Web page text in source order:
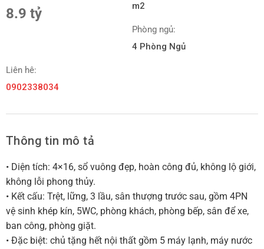
8.9 tỷ
m2
Phòng ngủ:
4 Phòng Ngủ
Liên hê:
0902338034
Thông tin mô tả
• Diện tích: 4×16, sổ vuông đẹp, hoàn công đủ, không lộ giới,
không lỗi phong thủy.
• Kết cấu: Trệt, lững, 3 lầu, sân thượng trước sau, gồm 4PN
vệ sinh khép kín, 5WC, phòng khách, phòng bếp, sân để xe,
ban công, phòng giặt.
• Đặc biệt: chủ tặng hết nội thất gồm 5 máy lạnh, máy nước